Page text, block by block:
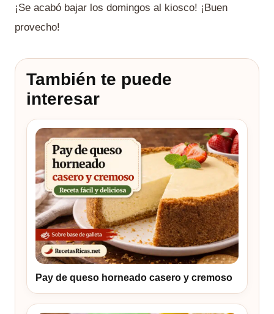
¡Se acabó bajar los domingos al kiosco! ¡Buen
provecho!
También te puede
interesar
Pay de queso horneado casero y cremoso